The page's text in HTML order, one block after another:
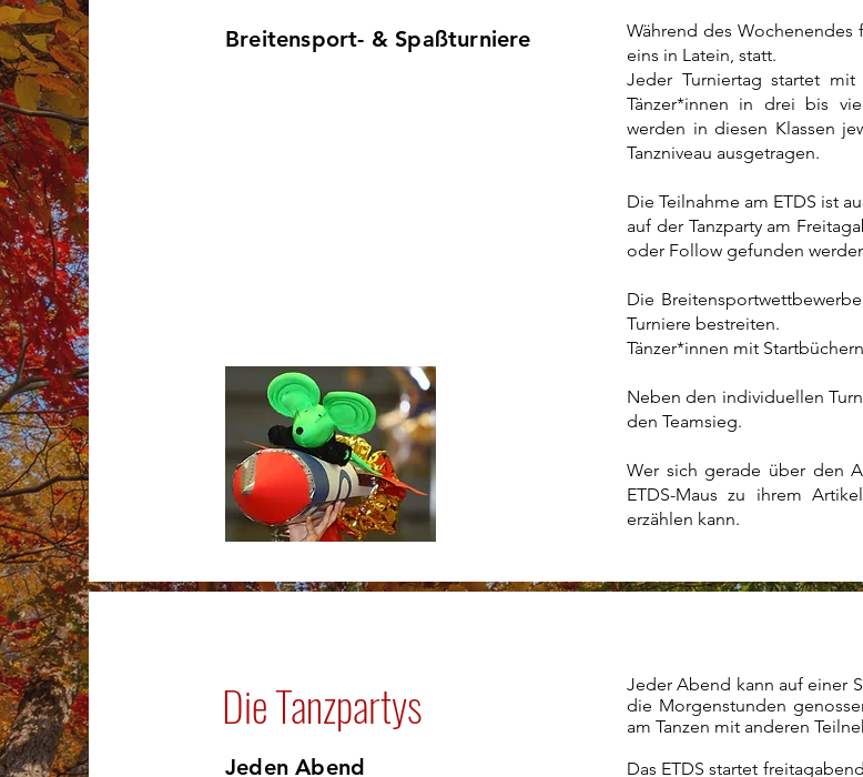
Breitensport- & Spaßturniere
Während des Wochenendes
eins in Latein, statt.
Jeder Turniertag startet
Tänzer*innen in drei bis
werden in diesen Klassen
Tanzniveau ausgetragen.
Die Teilnahme am ETDS ist
auf der Tanzparty am
oder Follow gefunden
Die
Turniere bestreiten.
Tänzer*innen mit
Neben den individuellen
den Teamsieg.
Wer sich gerade über den
ETDS-Maus zu ihrem
erzählen kann.
Die Tanzpartys
Jeden Abend
Jeder Abend kann auf einer
die Morgenstunden
am Tanzen mit anderen
Das ETDS startet